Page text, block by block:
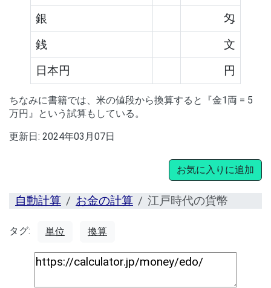
銀
匁
銭
文
日本円
円
ちなみに書籍では、米の値段から換算すると『金1両 = 5
万円』という試算もしている。
更新日: 2024年03月07日
お気に入りに追加
自動計算 お金の計算 江戸時代の貨幣
タグ: 単位 換算